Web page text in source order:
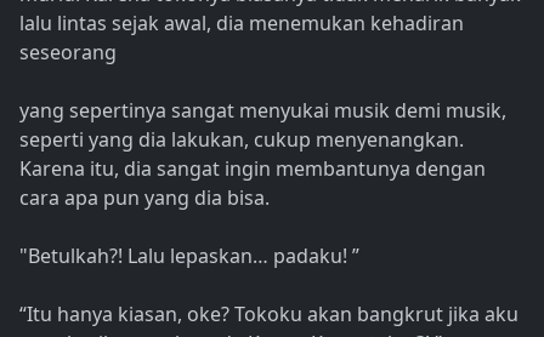
lalu lintas sejak awal, dia menemukan kehadiran
seseorang
yang sepertinya sangat menyukai musik demi musik,
seperti yang dia lakukan, cukup menyenangkan.
Karena itu, dia sangat ingin membantunya dengan
cara apa pun yang dia bisa.
"Betulkah?! Lalu lepaskan… padaku! ”
“Itu hanya kiasan, oke? Tokoku akan bangkrut jika aku